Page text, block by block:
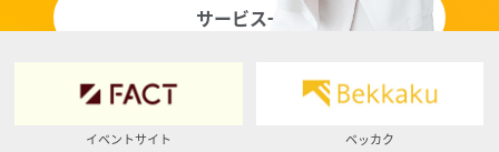
サービス一覧
イベントサイト ベッカク